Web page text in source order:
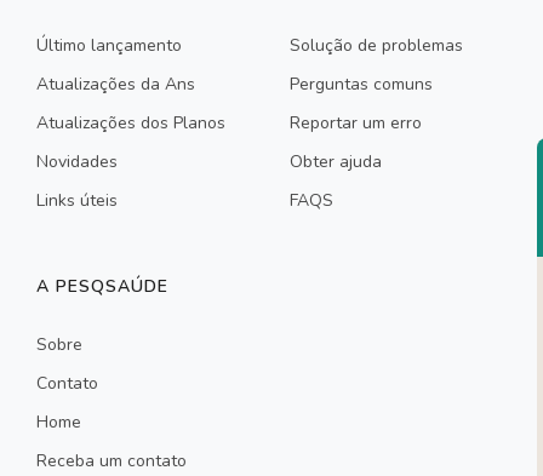
Último lançamento
Atualizações da Ans
Atualizações dos Planos
Novidades
Links úteis
Solução de problemas
Perguntas comuns
Reportar um erro
Obter ajuda
FAQS
A PESQSAÚDE
Sobre
Contato
Home
Receba um contato